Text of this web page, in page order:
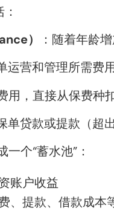
）
：随着年龄
运营和管理所需费
用，直接从保费种
单贷款或提款（超
个“蓄水池”：
账户收益
、提款、借款成本